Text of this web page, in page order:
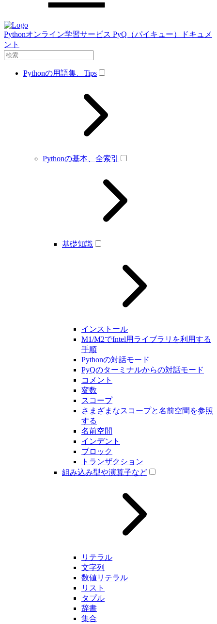
Pythonオンライン学習サービス PyQ（パイキュー）ドキュメ
ント
Pythonの用語集、Tips
Pythonの基本、全索引
基礎知識
インストール
M1/M2でIntel用ライブラリを利用する
手順
Pythonの対話モード
PyQのターミナルからの対話モード
コメント
変数
スコープ
さまざまなスコープと名前空間を参照
する
名前空間
インデント
ブロック
トランザクション
組み込み型や演算子など
リテラル
文字列
数値リテラル
リスト
タプル
辞書
集合